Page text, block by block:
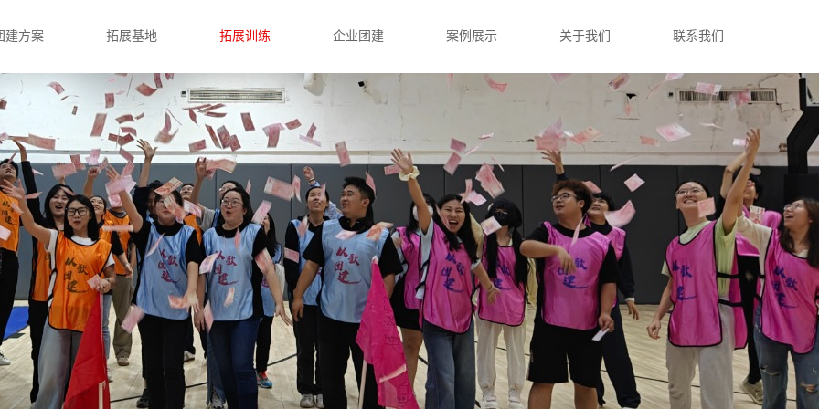
建方案 拓展基地 拓展训练 企业团建 案例展示 关于我们 联系我们